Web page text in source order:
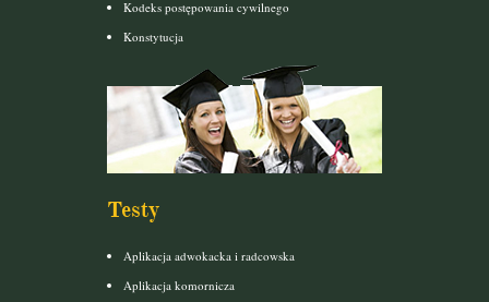
Kodeks postępowania cywilnego
Konstytucja
Testy
Aplikacja adwokacka i radcowska
Aplikacja komornicza